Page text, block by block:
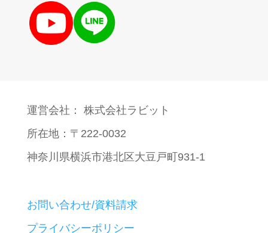
運営会社： 株式会社ラビット
所在地：〒222-0032
神奈川県横浜市港北区大豆戸町931-1
お問い合わせ/資料請求
プライバシーポリシー